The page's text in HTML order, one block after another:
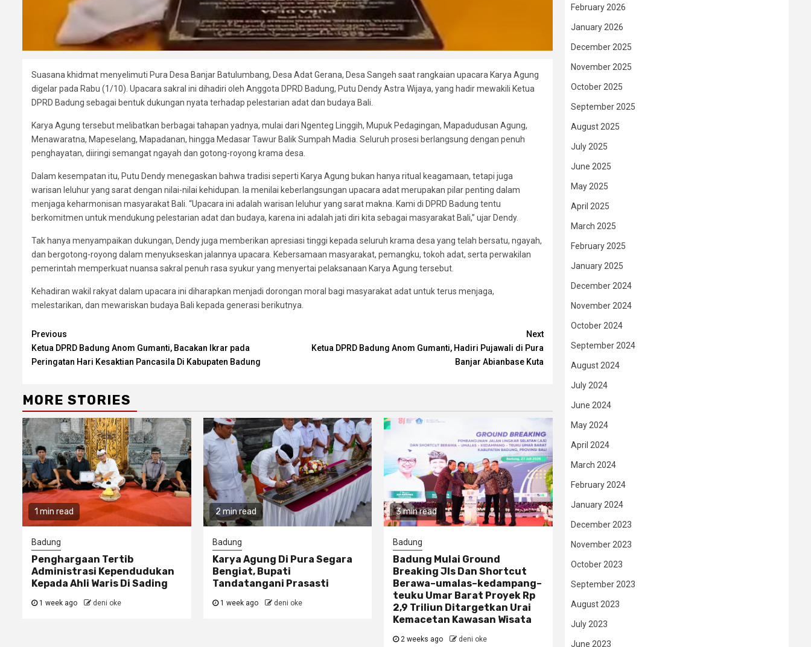
Suasana khidmat menyelimuti Pura Desa Banjar Batulumbang, Desa Adat Gerana, Desa Sangeh saat rangkaian upacara Karya Agung
digelar pada Rabu (1/10). Upacara sakral ini dihadiri oleh Anggota DPRD Badung, Putu Dendy Astra Wijaya, yang hadir mewakili Ketua
DPRD Badung sebagai bentuk dukungan nyata terhadap pelestarian adat dan budaya Bali.
Karya Agung tersebut melibatkan berbagai tahapan yadnya, mulai dari Ngenteg Linggih, Mupuk Pedagingan, Mapadudusan Agung,
Menawaratna, Mapeselang, Mapadanan, hingga Medasar Tawur Balik Sumpah Madia. Seluruh prosesi berlangsung dengan penuh
penghayatan, diiringi semangat ngayah dan gotong-royong krama desa.
Dalam kesempatan itu, Putu Dendy menegaskan bahwa tradisi seperti Karya Agung bukan hanya ritual keagamaan, tetapi juga
warisan leluhur yang sarat dengan nilai-nilai kehidupan. Ia menilai keberlangsungan upacara adat merupakan pilar penting dalam
menjaga keharmonisan masyarakat Bali. “Upacara ini adalah warisan leluhur yang sarat makna. Kami di DPRD Badung tentu
berkomitmen untuk mendukung pelestarian adat dan budaya, karena ini adalah jati diri kita sebagai masyarakat Bali,” ujar Dendy.
Tak hanya menyampaikan dukungan, Dendy juga memberikan apresiasi tinggi kepada seluruh krama desa yang telah bersatu, ngayah,
dan bergotong-royong dalam menyukseskan jalannya upacara. Kebersamaan masyarakat, pemangku, tokoh adat, serta perwakilan
pemerintah memperkuat nuansa sakral penuh rasa syukur yang menyertai pelaksanaan Karya Agung tersebut.
Kehadiran wakil rakyat dalam upacara ini diharapkan menjadi dorongan moral bagi masyarakat adat untuk terus menjaga,
melestarikan, dan mewariskan budaya Bali kepada generasi berikutnya.
Continue
Reading
Previous
Ketua DPRD Badung Anom Gumanti, Bacakan Ikrar pada
Peringatan Hari Kesaktian Pancasila Di Kabupaten Badung
Next
Ketua DPRD Badung Anom Gumanti, Hadiri Pujawali di Pura
Banjar Abianbase Kuta
MORE STORIES
1 min read
Badung
Penghargaan Tertib
Administrasi Kependudukan
Kepada Ahli Waris Di Sading
1 week ago deni oke
2 min read
Badung
Karya Agung Di Pura Segara
Bengiat, Bupati
Tandatangani Prasasti
1 week ago deni oke
3 min read
Badung
Badung Mulai Ground
Breaking Jls Dan Shortcut
Berawa–umalas–kedampang–
teuku Umar Barat Proyek Rp
2,9 Triliun Ditargetkan Urai
Kemacetan Kawasan Wisata
2 weeks ago deni oke
February 2026
January 2026
December 2025
November 2025
October 2025
September 2025
August 2025
July 2025
June 2025
May 2025
April 2025
March 2025
February 2025
January 2025
December 2024
November 2024
October 2024
September 2024
August 2024
July 2024
June 2024
May 2024
April 2024
March 2024
February 2024
January 2024
December 2023
November 2023
October 2023
September 2023
August 2023
July 2023
June 2023